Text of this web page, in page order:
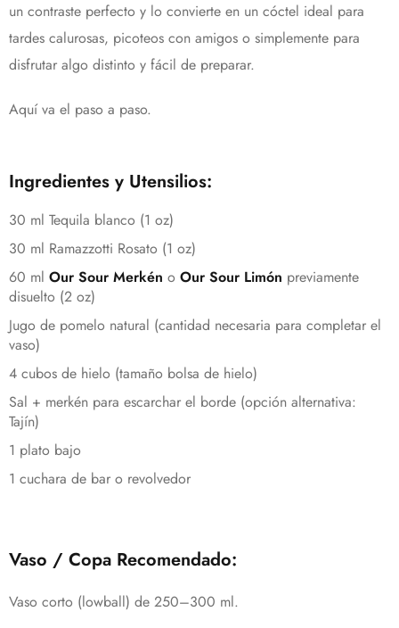
un contraste perfecto y lo convierte en un cóctel ideal para
tardes calurosas, picoteos con amigos o simplemente para
disfrutar algo distinto y fácil de preparar.
Aquí va el paso a paso.
Ingredientes y Utensilios:
30 ml Tequila blanco (1 oz)
30 ml Ramazzotti Rosato (1 oz)
60 ml Our Sour Merkén o Our Sour Limón previamente
disuelto (2 oz)
Jugo de pomelo natural (cantidad necesaria para completar el
vaso)
4 cubos de hielo (tamaño bolsa de hielo)
Sal + merkén para escarchar el borde (opción alternativa:
Tajín)
1 plato bajo
1 cuchara de bar o revolvedor
Vaso / Copa Recomendado:
Vaso corto (lowball) de 250–300 ml.